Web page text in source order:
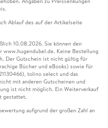
Ablauf des auf der Artikelseite
10.08.2026. Sie können den
Keine Bestellung
Der Gutschein ist nicht gültig für
Bücher und eBooks) sowie für
tolino select und das
mit anderen Gutscheinen und
ist nicht möglich. Ein Weiterverkauf
gestattet.
aufgrund der großen Zahl an